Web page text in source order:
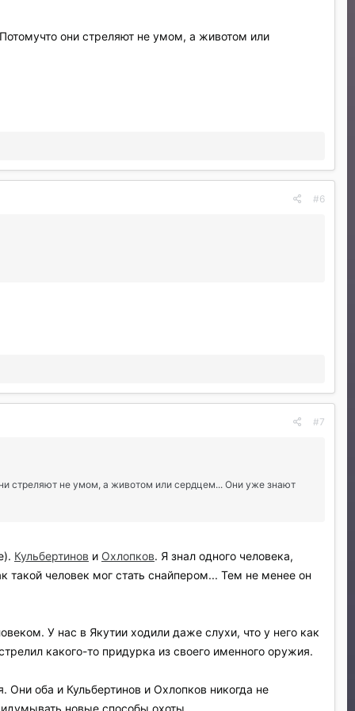
они стреляют не умом, а животом или
#6
#7
стреляют не умом, а животом или сердцем... Они уже знают
Кульбертинов и Охлопков. Я знал одного человека,
такой человек мог стать снайпером... Тем не менее он
У нас в Якутии ходили даже слухи, что у него как
какого-то придурка из своего именного оружия.
Они оба и Кульбертинов и Охлопков никогда не
новые способы охоты.